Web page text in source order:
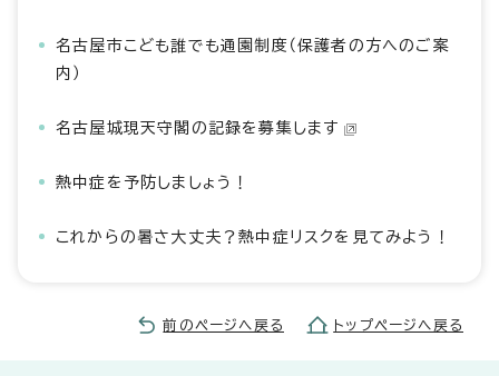
名古屋市こども誰でも通園制度（保護者の方へのご案
内）
名古屋城現天守閣の記録を募集します
熱中症を予防しましょう！
これからの暑さ大丈夫？熱中症リスクを見てみよう！
前のページへ戻る トップページへ戻る